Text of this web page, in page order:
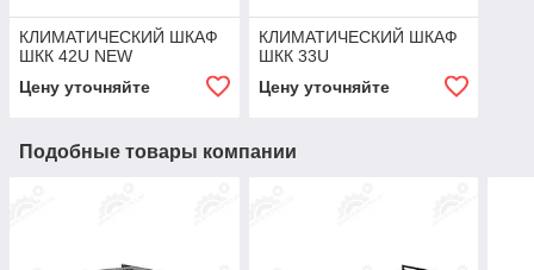
КЛИМАТИЧЕСКИЙ ШКАФ
ШКК 42U NEW
Цену уточняйте
КЛИМАТИЧЕСКИЙ ШКАФ
ШКК 33U
Цену уточняйте
Подобные товары компании